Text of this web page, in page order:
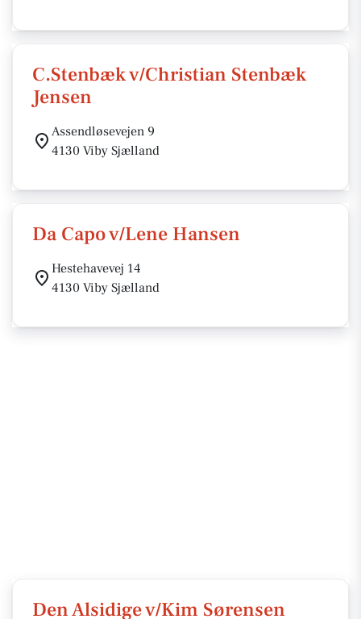
C.Stenbæk v/Christian Stenbæk
Jensen
Assendløsevejen 9
4130 Viby Sjælland
Da Capo v/Lene Hansen
Hestehavevej 14
4130 Viby Sjælland
Den Alsidige v/Kim Sørensen